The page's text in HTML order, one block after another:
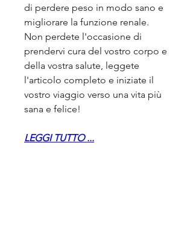
di perdere peso in modo sano e
migliorare la funzione renale.
Non perdete l'occasione di
prendervi cura del vostro corpo e
della vostra salute, leggete
l'articolo completo e iniziate il
vostro viaggio verso una vita più
sana e felice!
LEGGI TUTTO ...